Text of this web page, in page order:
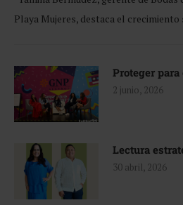
Playa Mujeres, destaca el
Proteger para
2 junio, 2026
Lectura
30 abril, 2026